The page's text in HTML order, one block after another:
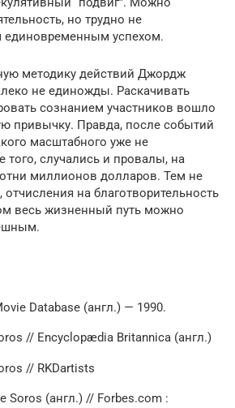
но трудно не
единовременным успехом.
методику действий Джордж
не единожды. Раскачивать
сознанием участников вошло
привычку. Правда, после событий
масштабного уже не
того, случались и провалы, на
миллионов долларов. Тем не
отчисления на благотворительность
весь жизненный путь можно
Database (англ.) — 1990.
// Encyclopædia Britannica (англ.)
// RKDartists
Soros (англ.) // Forbes.com :